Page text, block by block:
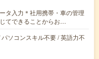
タ入力＊社用携帯・車の管理
てできることからお…
ソコンスキル不要 / 英語力不